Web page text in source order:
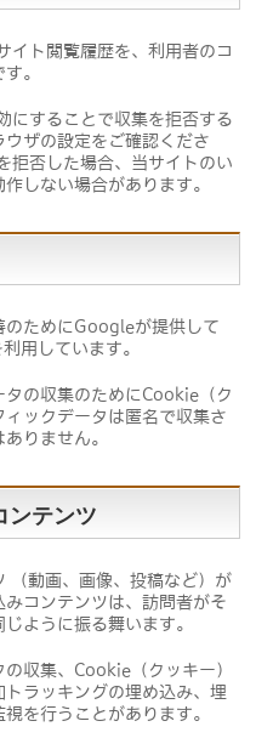
イト閲覧履歴を、利用者のコ
。
にすることで収集を拒否する
ザの設定をご確認くださ
拒否した場合、当サイトのい
しない場合があります。
のためにGoogleが提供して
用しています。
タの収集のためにCookie（ク
ックデータは匿名で収集さ
りません。
ンテンツ
（動画、画像、投稿など）が
コンテンツは、訪問者がそ
ように振る舞います。
収集、Cookie（クッキー）
ラッキングの埋め込み、埋
を行うことがあります。